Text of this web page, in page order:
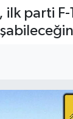
parti